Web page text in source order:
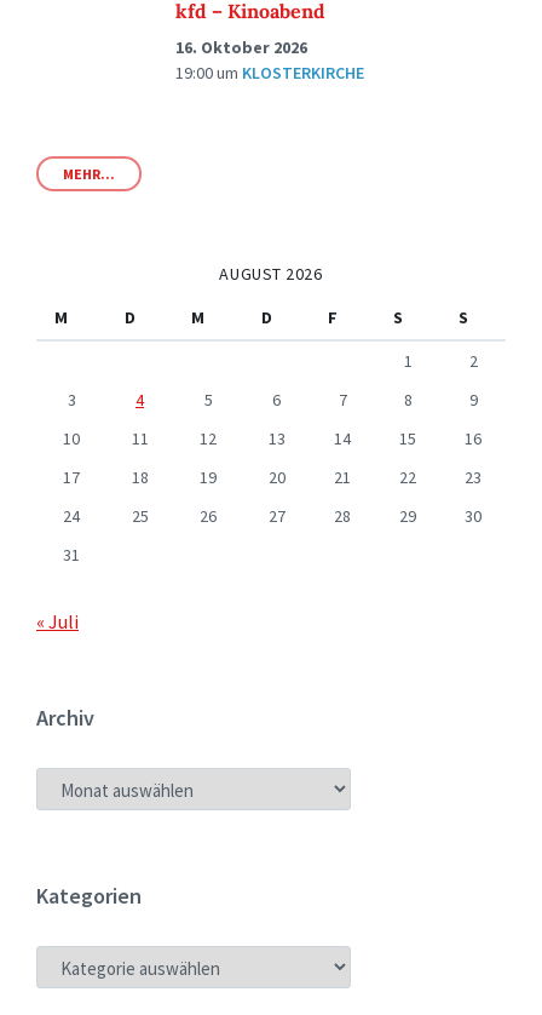
kfd – Kinoabend
16. Oktober 2026
19:00um KLOSTERKIRCHE
MEHR...
AUGUST 2026
M
D M D F S
S
1
2
3
4 5 6 7 8
9
10
11 12 13 14 15
16
17
18 19 20 21 22
23
24
25 26 27 28 29
30
31
« Juli
Archiv
ARCHIV
Kategorien
KATEGORIEN